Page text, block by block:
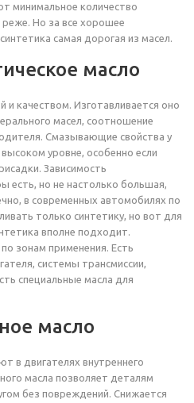
минимальное количество
реже. Но за все хорошее
самая дорогая из масел.
масло
и качеством. Изготавливается оно
масел, соотношение
Смазывающие свойства у
уровне, особенно если
Зависимость
есть, но не настолько большая,
в современных автомобилях по
только синтетику, но вот для
вполне подходит.
зонам применения. Есть
системы трансмиссии,
специальные масла для
масло
в двигателях внутреннего
масла позволяет деталям
без повреждений. Снижается